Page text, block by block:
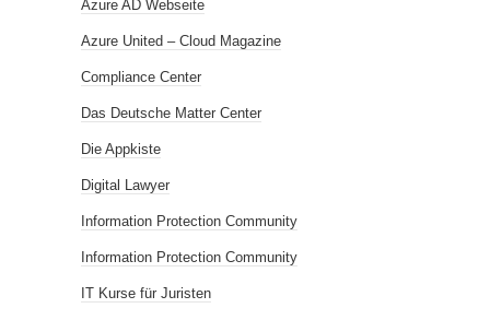
Azure AD Webseite
Azure United – Cloud Magazine
Compliance Center
Das Deutsche Matter Center
Die Appkiste
Digital Lawyer
Information Protection Community
Information Protection Community
IT Kurse für Juristen